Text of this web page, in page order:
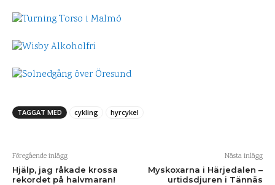
TAGGAT MED cykling hyrcykel
Föregående inlägg
Hjälp, jag råkade krossa
rekordet på halvmaran!
Nästa inlägg
Myskoxarna i Härjedalen –
urtidsdjuren i Tännäs